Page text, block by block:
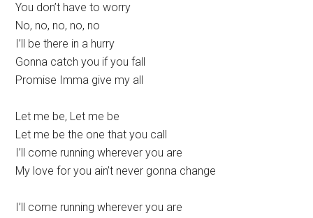
You don’t have to worry
No, no, no, no, no
I’ll be there in a hurry
Gonna catch you if you fall
Promise Imma give my all
Let me be, Let me be
Let me be the one that you call
I’ll come running wherever you are
My love for you ain’t never gonna change
I’ll come running wherever you are